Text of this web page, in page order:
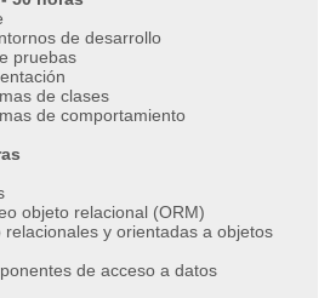
de desarrollo
pruebas
de clases
de comportamiento
objeto relacional (ORM)
y orientadas a objetos
de acceso a datos